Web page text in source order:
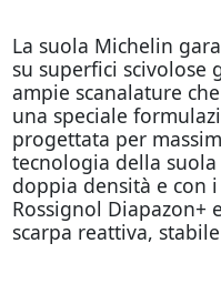
La suola Michelin
su superfici scivolose
ampie scanalature
una speciale
progettata per
tecnologia della
doppia densità e con
Rossignol Diapazon+
scarpa reattiva,